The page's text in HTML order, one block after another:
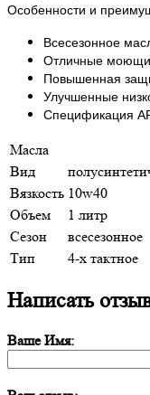
Особенности и
Всесезонное
Отличные
Повышенная
Улучшенные
Спецификация
Масла
Вид
Вязкость 10w40
Объем
1 литр
Сезон
всесезонное
Тип
4-х тактное
Написать
Ваше Имя: